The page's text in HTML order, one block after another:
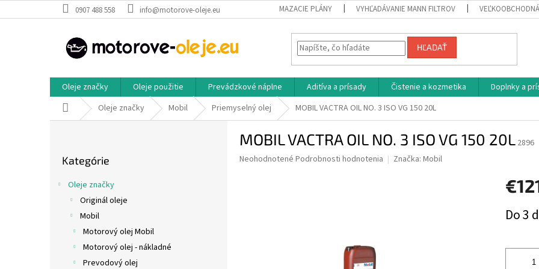
na
0907 488 558 info@motorove-oleje.eu MAZACIE PLÁNY VYHĽADÁVANIE MANN FILTROV
HĽADAŤ
Oleje značky Oleje použitie Prevádzkové náplne Aditíva a prísady Čistenie a kozmetika Doplnky a
Domov Oleje značky Mobil Priemyselný olej MOBIL VACTRA OIL NO. 3 ISO VG 150 20L
kategórie
Kategórie
Oleje značky
Originál oleje
Mobil
Motorový olej Mobil
Motorový olej - nákladné
Prevodový olej
MOBIL VACTRA OIL NO. 3 ISO VG 150 20L 2896
Priemerné
Neohodnotené Podrobnosti hodnotenia Značka: Mobil
cena:
Do 3